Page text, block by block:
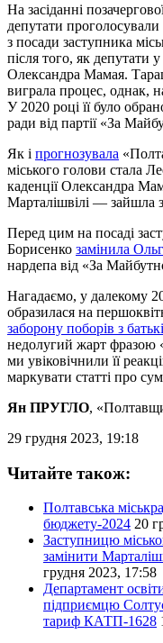
На засіданні
депутати проголосували
з посади заступника
після того, як депутати
Олександра Мамая.
виграла процес, однак,
У 2020 році її було
ради від партії «За
Як і прогнозувала
міського голови стала
каденції Олександра
Марталішвілі — зайшла
Перед цим на посаді
Борисенко замінила
нардепа від «За
Нагадаємо, у далекому
образилася на
заборону поборів з
недолугий жарт фразою
ми увіковічнили її
маркувати статті про
Ян ПРУГЛО,
29 грудня 2023, 19:18
Читайте також:
Полтавська
бюджету-2024 20
Заступницю
замінити
грудня 2023, 17:58
Департамент
підприємцю
тариф КАТП-1628